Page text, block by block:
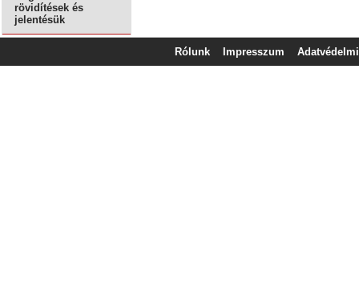
rövidítések és
jelentésük
Rólunk Impresszum